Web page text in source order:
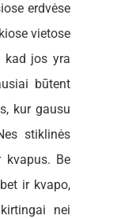
erdvėse
vietose
kad jos yra
būtent
kur gausu
stiklinės
kvapus. Be
ir kvapo,
nei